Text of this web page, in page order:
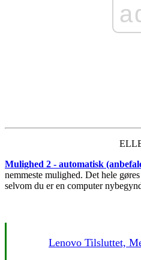
Mulighed 2 - automatisk
nemmeste mulighed. Det hele
selvom du er en computer
Lenovo Tilsluttet,